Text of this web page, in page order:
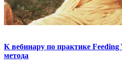
К вебинару по практике
метода